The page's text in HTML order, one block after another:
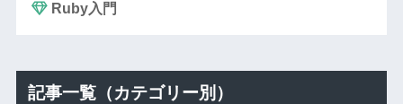
Ruby入門
記事一覧（カテゴリー別）